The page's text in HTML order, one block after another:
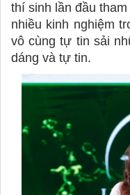
thí sinh lần đầu
nhiều kinh nghiệm
vô cùng tự tin sải
dáng và tự tin.